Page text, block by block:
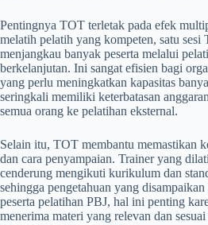
Pentingnya TOT terletak pada efek
melatih pelatih yang kompeten, satu sesi
menjangkau banyak peserta melalui
berkelanjutan. Ini sangat efisien bagi
yang perlu meningkatkan kapasitas
seringkali memiliki keterbatasan
semua orang ke pelatihan eksternal.
Selain itu, TOT membantu memastikan
dan cara penyampaian. Trainer yang
cenderung mengikuti kurikulum dan
sehingga pengetahuan yang
peserta pelatihan PBJ, hal ini penting
menerima materi yang relevan dan